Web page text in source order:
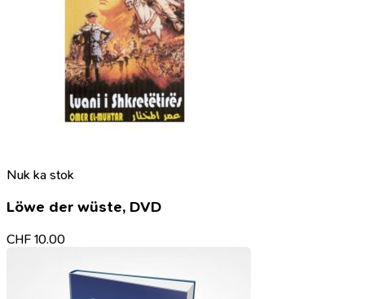
Nuk ka stok
Löwe der wüste, DVD
CHF 10.00